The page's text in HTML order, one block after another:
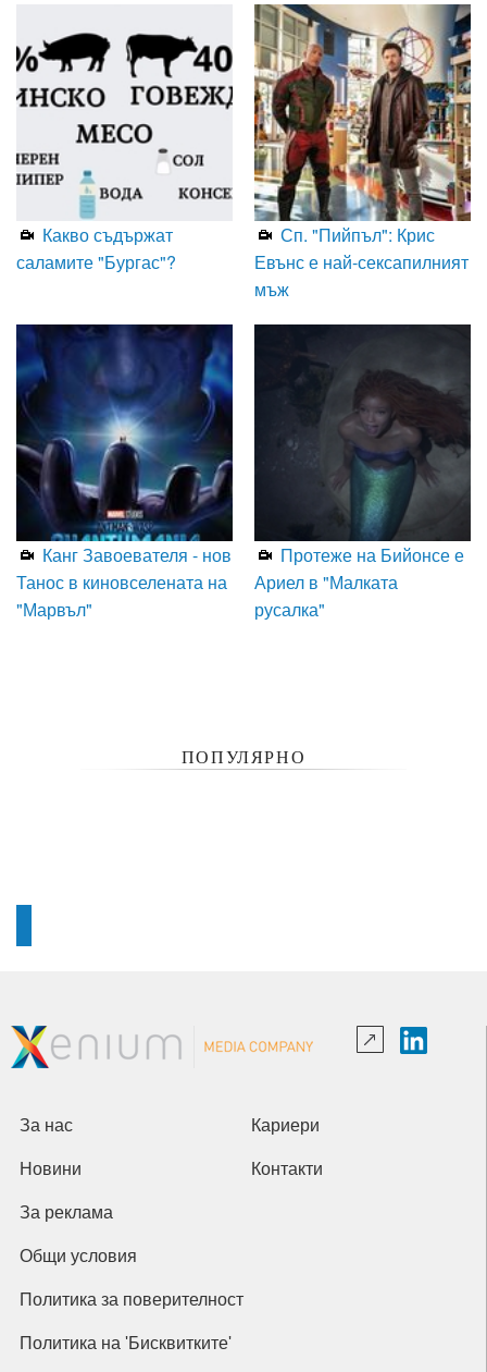
Какво съдържат
саламите "Бургас"?
Сп. "Пийпъл": Крис
Евънс е най-сексапилният
мъж
Канг Завоевателя - нов
Танос в киновселената на
"Марвъл"
Протеже на Бийонсе е
Ариел в "Малката
русалка"
ПОПУЛЯРНО
За нас Кариери
Новини Контакти
За реклама
Общи условия
Политика за поверителност
Политика на 'Бисквитките'